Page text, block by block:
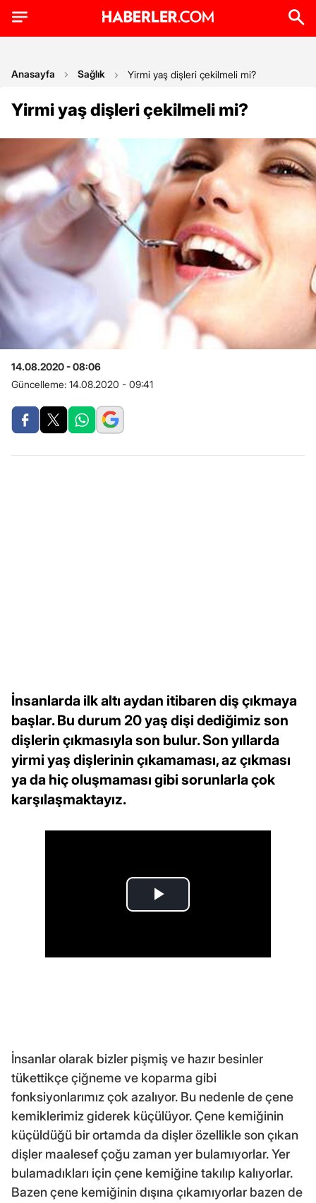
Anasayfa Sağlık Yirmi yaş dişleri çekilmeli mi?
Yirmi yaş dişleri çekilmeli mi?
14.08.2020 - 08:06
Güncelleme: 14.08.2020 - 09:41
İnsanlarda ilk altı aydan itibaren diş çıkmaya
başlar. Bu durum 20 yaş dişi dediğimiz son
dişlerin çıkmasıyla son bulur. Son yıllarda
yirmi yaş dişlerinin çıkamaması, az çıkması
ya da hiç oluşmaması gibi sorunlarla çok
karşılaşmaktayız.
İnsanlar olarak bizler pişmiş ve hazır besinler
tükettikçe çiğneme ve koparma gibi
fonksiyonlarımız çok azalıyor. Bu nedenle de çene
kemiklerimiz giderek küçülüyor. Çene kemiğinin
küçüldüğü bir ortamda da dişler özellikle son çıkan
dişler maalesef çoğu zaman yer bulamıyorlar. Yer
bulamadıkları için çene kemiğine takılıp kalıyorlar.
Bazen çene kemiğinin dışına çıkamıyorlar bazen de